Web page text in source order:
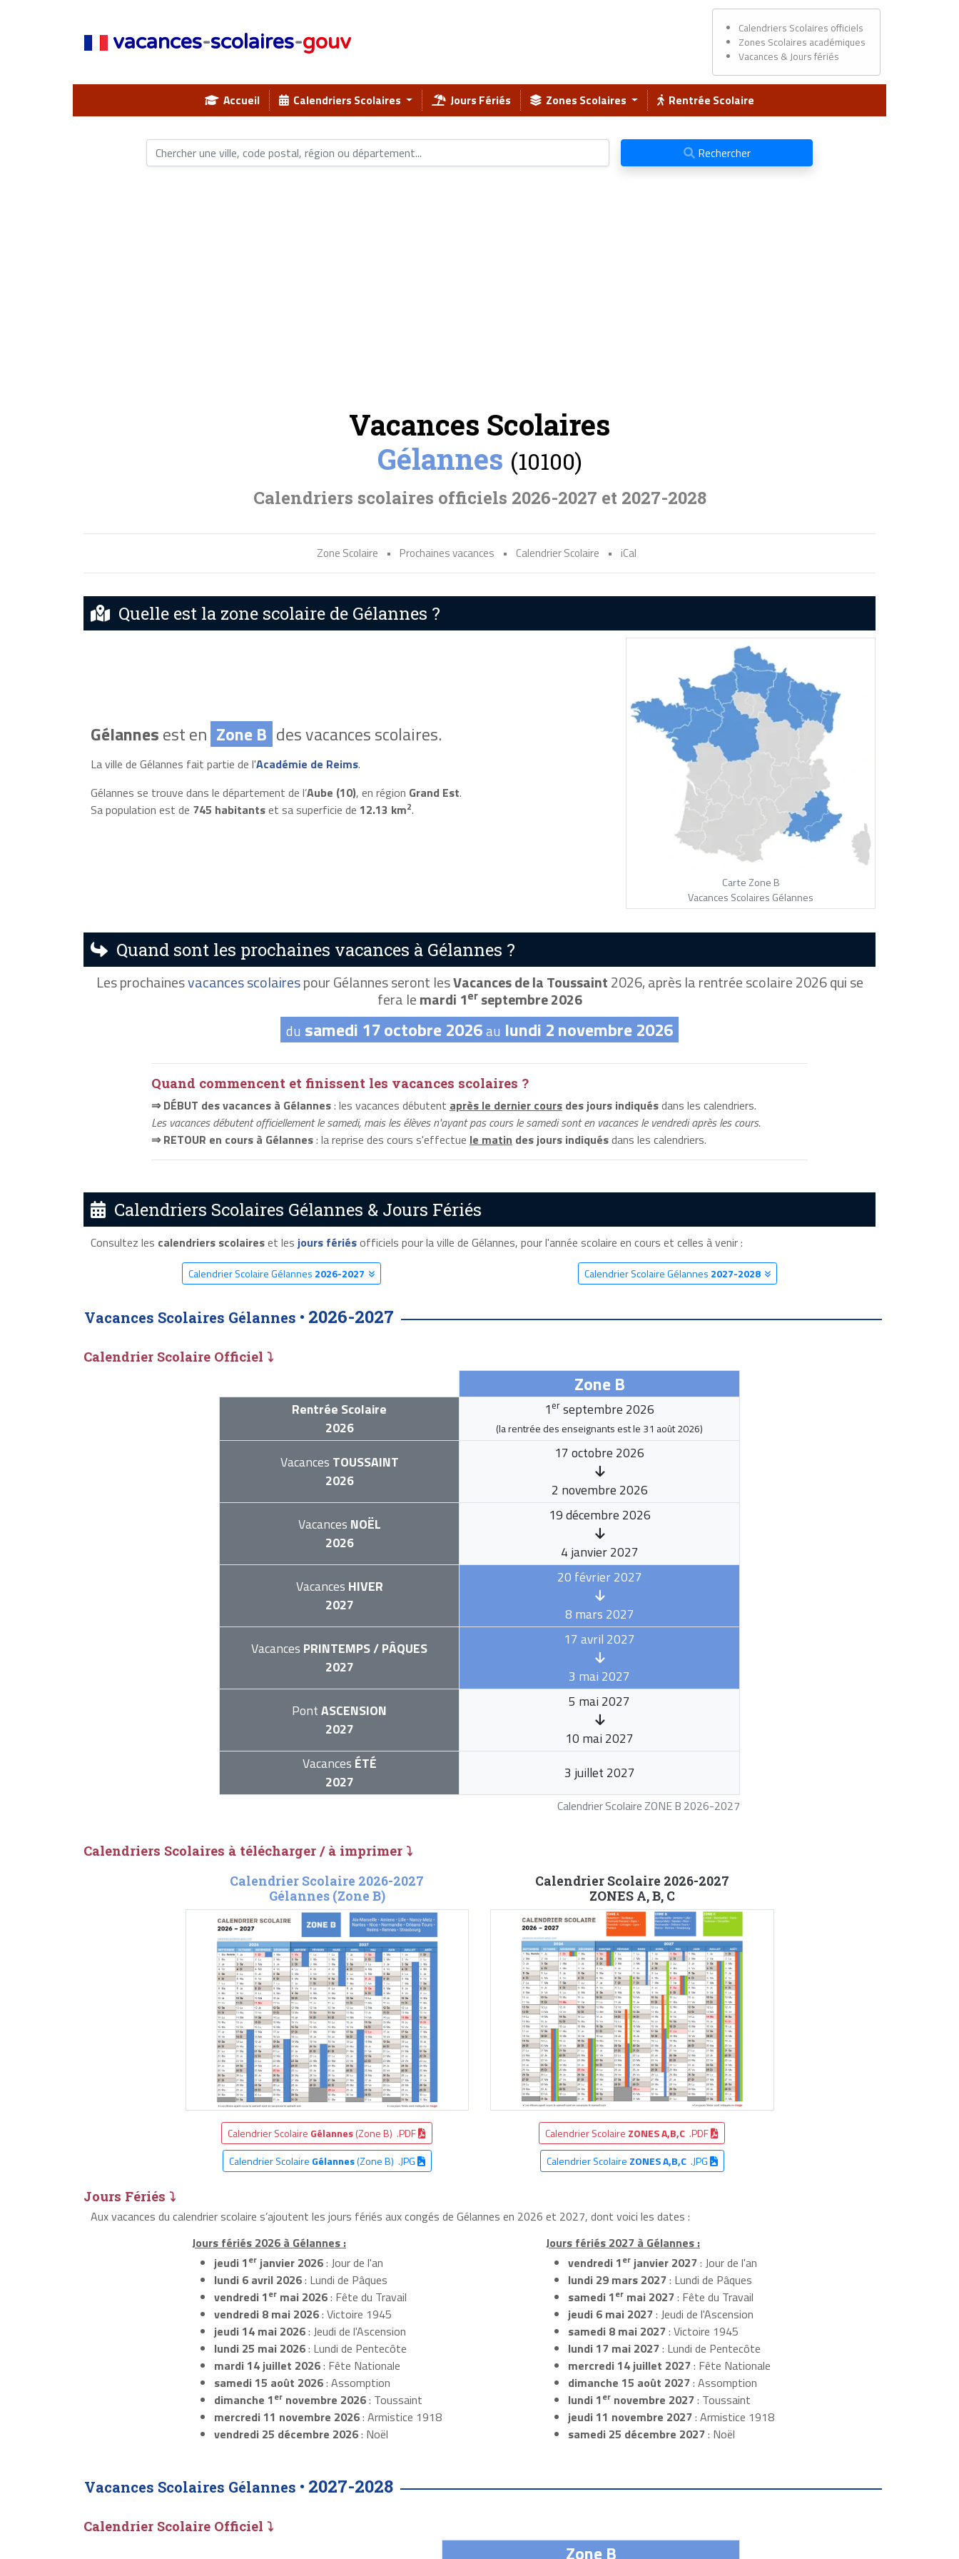
vacances-scolaires-gouv
Calendriers Scolaires officiels
Zones Scolaires académiques
Vacances & Jours fériés
Accueil Calendriers Scolaires Jours Fériés Zones Scolaires Rentrée Scolaire
Rechercher
Vacances Scolaires
Gélannes (10100)
Calendriers scolaires officiels 2026-2027 et 2027-2028
Zone Scolaire • Prochaines vacances • Calendrier Scolaire • iCal
Quelle est la zone scolaire de Gélannes ?
Gélannesest en Zone B des vacances scolaires.
La ville de Gélannes fait partie de l'Académie de Reims.
Gélannes se trouve dans le département de l’Aube (10), en région Grand Est.
Sa population est de 745 habitantset sa superficie de 12.13 km2.
Carte Zone B
Vacances Scolaires Gélannes
Quand sont les prochaines vacances à Gélannes ?
Les prochainesvacances scolairespour Gélannes seront lesVacances de la Toussaint2026, après la rentrée scolaire 2026 qui se
fera lemardi 1erseptembre 2026
du samedi 17 octobre 2026au lundi 2 novembre 2026
Quand commencent et finissent les vacances scolaires ?
⇒ DÉBUT des vacances à Gélannes: les vacances débutent après le dernier cours des jours indiquésdans les calendriers.
Les vacances débutent officiellement le samedi, mais les élèves n'ayant pas cours le samedi sont en vacances le vendredi après les cours.
⇒ RETOUR en cours à Gélannes: la reprise des cours s'effectue le matin des jours indiquésdans les calendriers.
Calendriers Scolaires Gélannes & Jours Fériés
Consultez les calendriers scolaireset les jours fériésofficiels pour la ville de Gélannes, pour l'année scolaire en cours et celles à venir :
Calendrier Scolaire Gélannes 2026-2027 Calendrier Scolaire Gélannes 2027-2028
Vacances Scolaires Gélannes • 2026-2027
Calendrier Scolaire Officiel ⤵
Calendrier Scolaire ZONE B 2026-2027
Zone B
Rentrée Scolaire
2026
1 er septembre 2026
(la rentrée des enseignants est le 31 août 2026)
Vacances TOUSSAINT
2026
17 octobre 2026
2 novembre 2026
Vacances NOËL
2026
19 décembre 2026
4 janvier 2027
Vacances HIVER
2027
20 février 2027
8 mars 2027
Vacances PRINTEMPS / PÂQUES
2027
17 avril 2027
3 mai 2027
PontASCENSION
2027
5 mai 2027
10 mai 2027
Vacances ÉTÉ
2027
3 juillet 2027
Calendriers Scolaires à télécharger / à imprimer ⤵
Calendrier Scolaire 2026-2027
Gélannes (Zone B)
Calendrier Scolaire Gélannes(Zone B) .PDF
Calendrier Scolaire Gélannes(Zone B) .JPG
Calendrier Scolaire 2026-2027
ZONES A, B, C
Calendrier Scolaire ZONES A,B,C .PDF
Calendrier Scolaire ZONES A,B,C.JPG
Jours Fériés ⤵
Aux vacances du calendrier scolaire s’ajoutent les jours fériés aux congés de Gélannes en 2026 et 2027, dont voici les dates :
Jours fériés 2026 à Gélannes :
jeudi 1erjanvier 2026: Jour de l'an
lundi 6 avril 2026: Lundi de Pâques
vendredi 1ermai 2026: Fête du Travail
vendredi 8 mai 2026: Victoire 1945
jeudi 14 mai 2026: Jeudi de l'Ascension
lundi 25 mai 2026: Lundi de Pentecôte
mardi 14 juillet 2026: Fête Nationale
samedi 15 août 2026: Assomption
dimanche 1ernovembre 2026: Toussaint
mercredi 11 novembre 2026: Armistice 1918
vendredi 25 décembre 2026: Noël
Jours fériés 2027 à Gélannes :
vendredi 1erjanvier 2027: Jour de l'an
lundi 29 mars 2027: Lundi de Pâques
samedi 1ermai 2027: Fête du Travail
jeudi 6 mai 2027: Jeudi de l'Ascension
samedi 8 mai 2027: Victoire 1945
lundi 17 mai 2027: Lundi de Pentecôte
mercredi 14 juillet 2027: Fête Nationale
dimanche 15 août 2027: Assomption
lundi 1ernovembre 2027: Toussaint
jeudi 11 novembre 2027: Armistice 1918
samedi 25 décembre 2027: Noël
Vacances Scolaires Gélannes • 2027-2028
Calendrier Scolaire Officiel ⤵
Zone B